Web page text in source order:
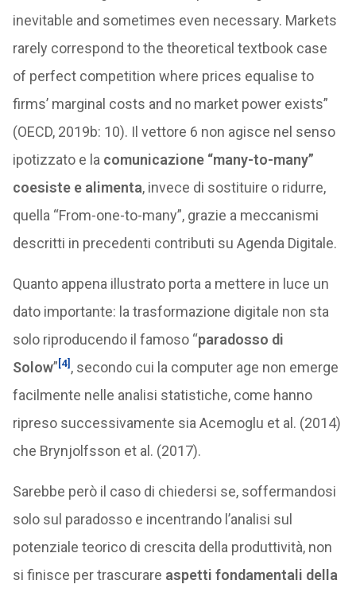
inevitable and sometimes even necessary. Markets
rarely correspond to the theoretical textbook case
of perfect competition where prices equalise to
firms’ marginal costs and no market power exists”
(OECD, 2019b: 10). Il vettore 6 non agisce nel senso
ipotizzato e la comunicazione “many-to-many”
coesiste e alimenta, invece di sostituire o ridurre,
quella “From-one-to-many”, grazie a meccanismi
descritti in precedenti contributi su Agenda Digitale.
Quanto appena illustrato porta a mettere in luce un
dato importante: la trasformazione digitale non sta
solo riproducendo il famoso “paradosso di
Solow”[4] , secondo cui la computer age non emerge
facilmente nelle analisi statistiche, come hanno
ripreso successivamente sia Acemoglu et al. (2014)
che Brynjolfsson et al. (2017).
Sarebbe però il caso di chiedersi se, soffermandosi
solo sul paradosso e incentrando l’analisi sul
potenziale teorico di crescita della produttività, non
si finisce per trascurare aspetti fondamentali della